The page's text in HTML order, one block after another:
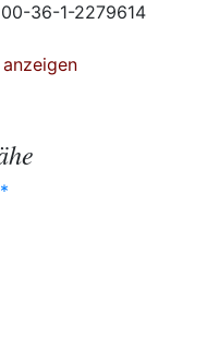
36-1-2279614